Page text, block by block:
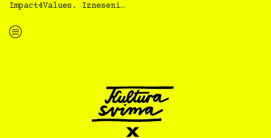
Impact4Values. Izneseni…
“Kultura svima — inkluzivna najava programa PMRi za ožujak 2024.”